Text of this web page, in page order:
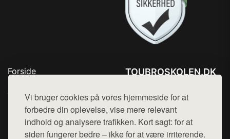
Vi bruger cookies på vores hjemmeside for at
forbedre din oplevelse, vise mere relevant
indhold og analysere trafikken. Kort sagt: for at
siden fungerer bedre – ikke for at være irriterende.
Forside
Top Rabatter
Blog
Kontakt
TOUBROSKOLEN.DK
Mail: hej@want.dk
Cookie- og privatlivspolitik